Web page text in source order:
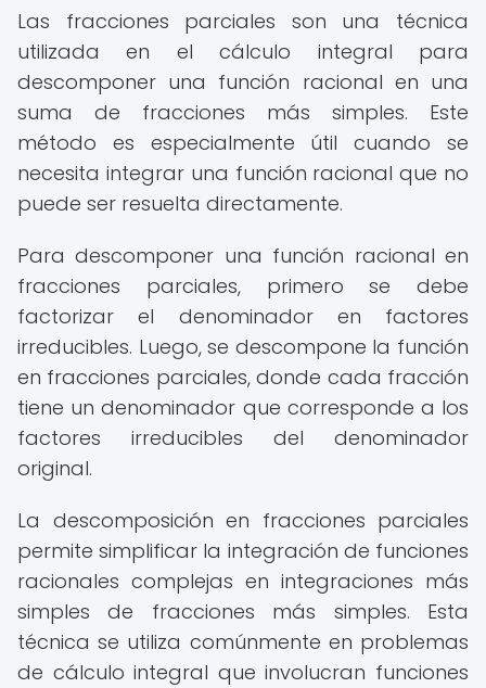
Las fracciones parciales son una técnica
utilizada en el cálculo integral para
descomponer una función racional en una
suma de fracciones más simples. Este
método es especialmente útil cuando se
necesita integrar una función racional que no
puede ser resuelta directamente.
Para descomponer una función racional en
fracciones parciales, primero se debe
factorizar el denominador en factores
irreducibles. Luego, se descompone la función
en fracciones parciales, donde cada fracción
tiene un denominador que corresponde a los
factores irreducibles del denominador
original.
La descomposición en fracciones parciales
permite simplificar la integración de funciones
racionales complejas en integraciones más
simples de fracciones más simples. Esta
técnica se utiliza comúnmente en problemas
de cálculo integral que involucran funciones